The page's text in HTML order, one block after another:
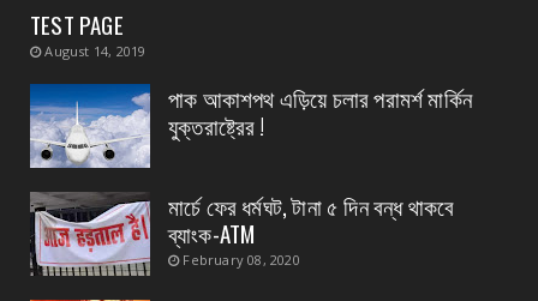
August 07, 2026
CONTACT
নৈপুর গ্রাম পঞ্চায়েতে বিজেপির নতুন বোর্ড গঠন, প্রধান
পদে মদ...
August 07, 2026
TEST PAGE
August 14, 2019
পাক আকাশপথ এড়িয়ে চলার পরামর্শ মার্কিন
যুক্তরাষ্ট্রের !
মার্চে ফের ধর্মঘট, টানা ৫ দিন বন্ধ থাকবে
ব্যাংক-ATM
February 08, 2020